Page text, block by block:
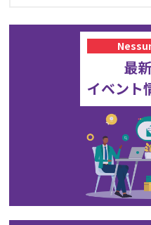
最
イベント